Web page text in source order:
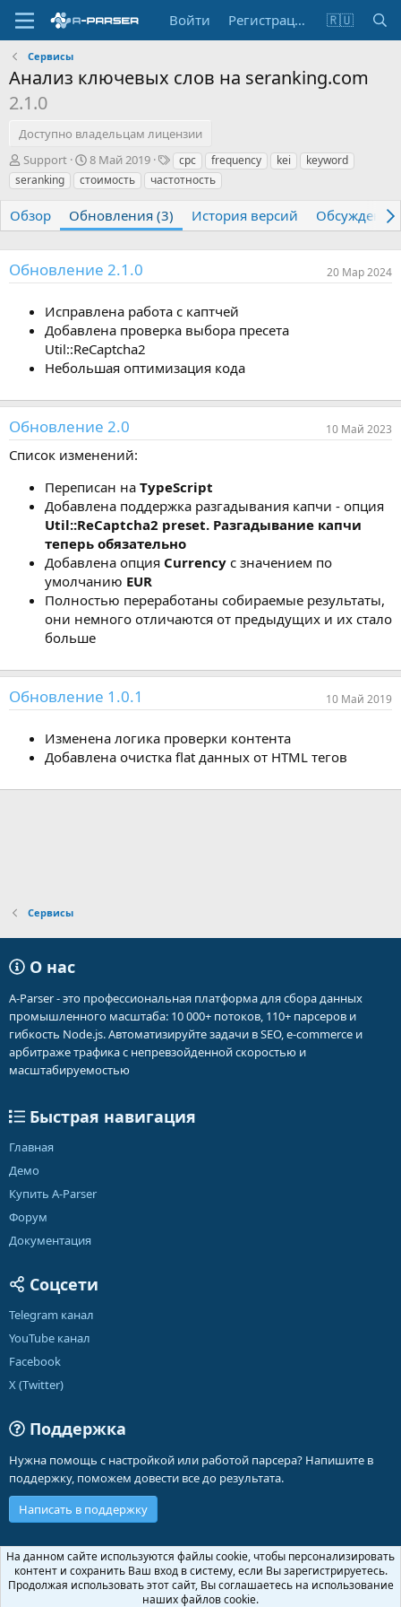
Войти Регистрация 🇷🇺
Сервисы
Анализ ключевых слов на seranking.com
2.1.0
Доступно владельцам лицензии
А
в
т
о
р
Support
Д
а
т
с
д
а
и
я
8 Май 2019
Т
е
г
cpc frequency kei
keyword
seranking
стоимость частотность
Обзор Обновления (3) История версий Обсуждение
Обновление 2.1.0 20 Мар 2024
Исправлена работа с каптчей
Добавлена проверка выбора пресета
Util::ReCaptcha2
Небольшая оптимизация кода
Обновление 2.0 10 Май 2023
Список изменений:
Переписан на TypeScript
Добавлена поддержка разгадывания капчи - опция
Util::ReCaptcha2 preset. Разгадывание капчи
теперь обязательно
Добавлена опция Currency с значением по
умолчанию EUR
Полностью переработаны собираемые результаты,
они немного отличаются от предыдущих и их стало
больше
Обновление 1.0.1 10 Май 2019
Изменена логика проверки контента
Добавлена очистка flat данных от HTML тегов
Сервисы
О нас
A-Parser - это профессиональная платформа для сбора данных
промышленного масштаба: 10 000+ потоков, 110+ парсеров и
гибкость Node.js. Автоматизируйте задачи в SEO, e-commerce и
арбитраже трафика с непревзойденной скоростью и
масштабируемостью
Быстрая навигация
Главная
Демо
Купить A-Parser
Форум
Документация
Соцсети
Telegram канал
YouTube канал
Facebook
X (Twitter)
Поддержка
Нужна помощь с настройкой или работой парсера? Напишите в
поддержку, поможем довести все до результата.
Написать в поддержку
Russian (RU)
Обратная связь
Условия и правила
Политика конфиденциальности
Помощь
На данном сайте используются файлы cookie, чтобы персонализировать
контент и сохранить Ваш вход в систему, если Вы зарегистрируетесь.
Продолжая использовать этот сайт, Вы соглашаетесь на использование
наших файлов cookie.